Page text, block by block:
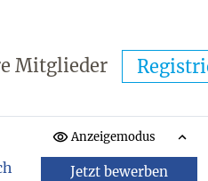
Mitglieder
Anzeigemodus
Jetzt bewerben